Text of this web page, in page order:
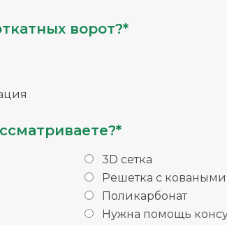
ворот?*
3D сетка
Решетка с
Поликарбонат
Нужна помощь